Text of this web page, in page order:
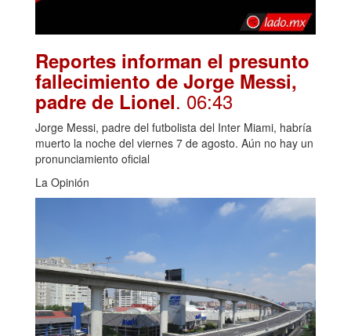
Reportes informan el presunto
fallecimiento de Jorge Messi,
padre de Lionel. 06:43
Jorge Messi, padre del futbolista del Inter Miami, habría
muerto la noche del viernes 7 de agosto. Aún no hay un
pronunciamiento oficial
La Opinión